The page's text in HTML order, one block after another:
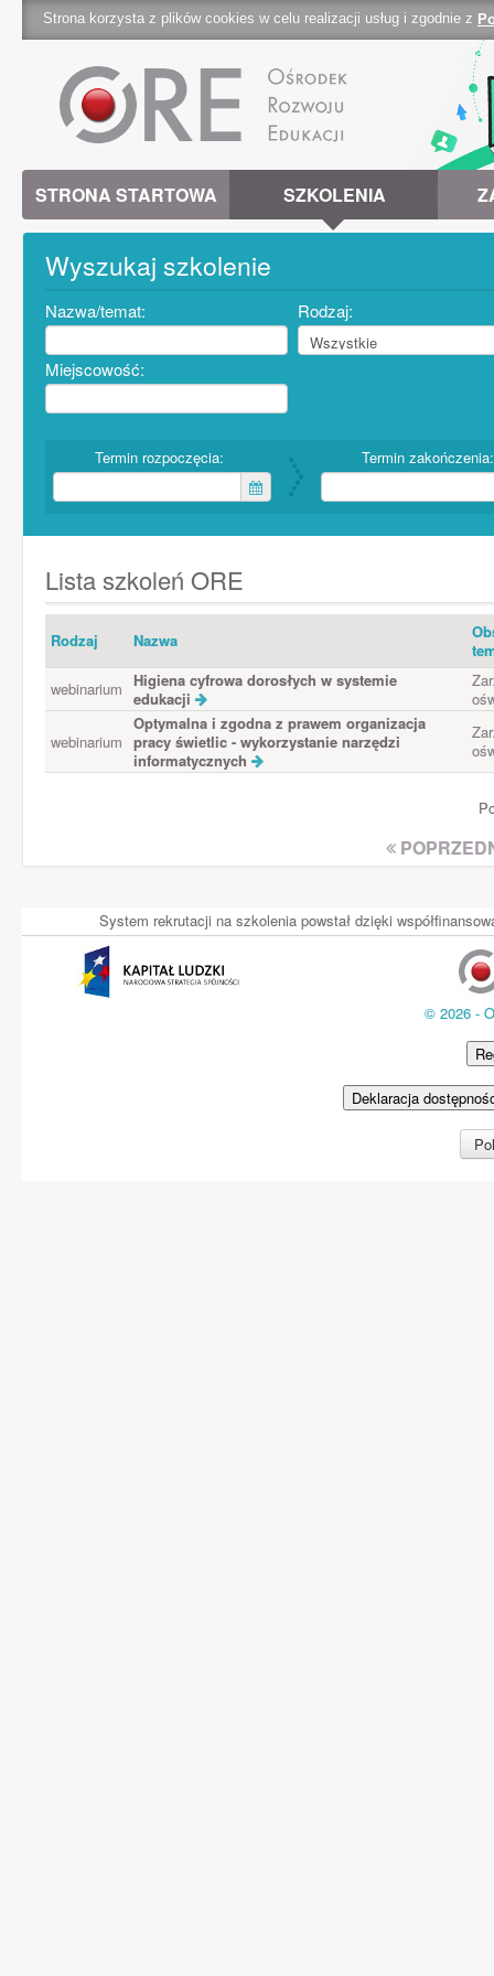
Strona korzysta z plików cookies w celu realizacji usług i zgodnie z
STRONA STARTOWA SZKOLENIA
Wyszukaj szkolenie
Nazwa/temat: Rodzaj:
Miejscowość:
Termin rozpoczęcia: Termin zakończenia:
Lista szkoleń ORE
Rodzaj Nazwa
webinarium
Higiena cyfrowa dorosłych w systemie
edukacji
webinarium
Optymalna i zgodna z prawem organizacja
pracy świetlic - wykorzystanie narzędzi
informatycznych
System rekrutacji na szkolenia powstał dzięki
© 2026 -
Deklaracja